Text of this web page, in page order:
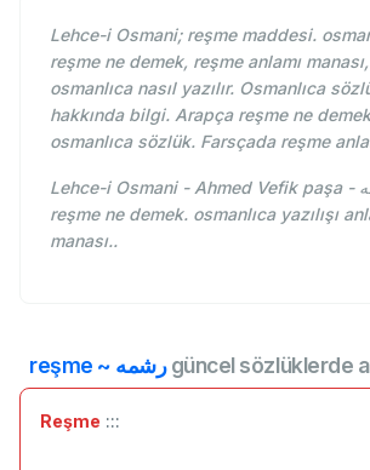
Lehce-i Osmani; reşme maddesi.
reşme ne demek, reşme anlamı
osmanlıca nasıl yazılır. Osmanlıca
hakkında bilgi. Arapça reşme ne
osmanlıca sözlük. Farsçada reşme
Lehce-i Osmani - Ahmed Vefik paşa - رشمه
reşme ne demek. osmanlıca yazılışı
manası..
reşme ~ رشمهgüncel sözlüklerde
Reşme :::